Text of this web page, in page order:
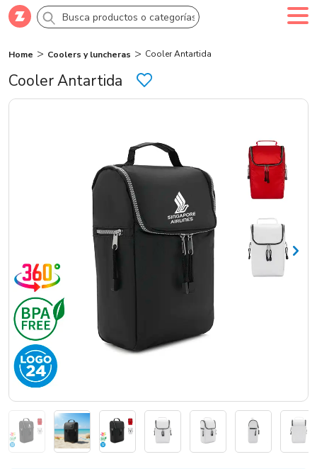
Comprar Crea tu cuenta
Categorías
Marcas
Catálogos
Sé partner
Cooler Antartida
Home Coolers y luncheras Cooler Antartida